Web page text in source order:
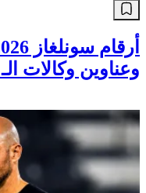
وعناوين وكالات الـ 58 ولاية